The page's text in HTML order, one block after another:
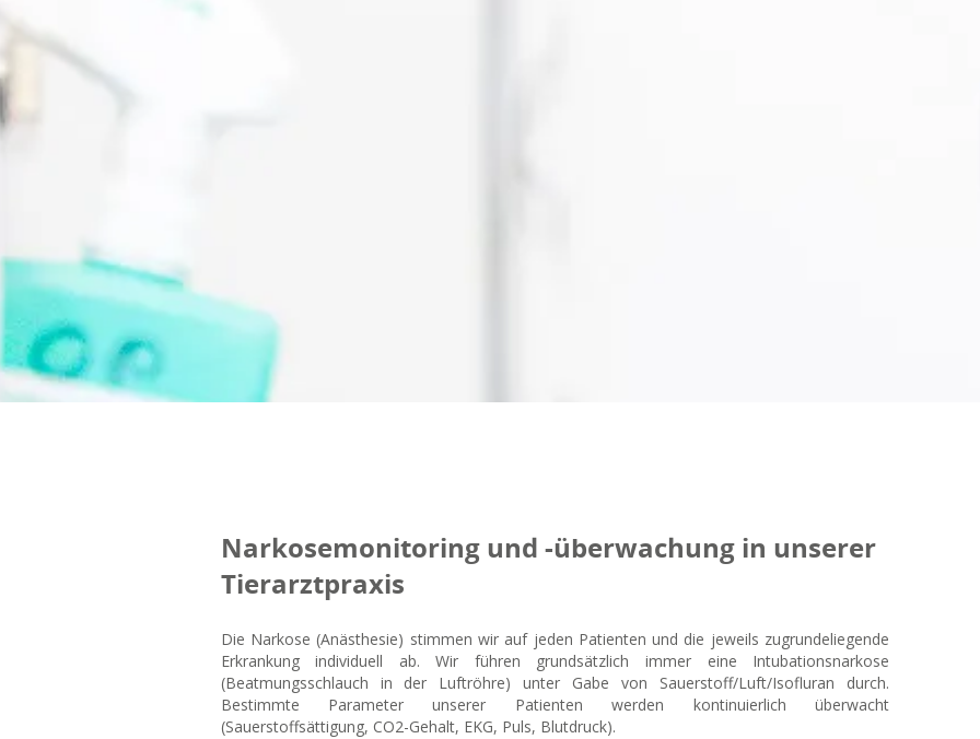
Narkosemonitoring und -überwachung in unserer
Tierarztpraxis
Die Narkose (Anästhesie) stimmen wir auf jeden Patienten und die jeweils zugrundeliegende
Erkrankung individuell ab. Wir führen grundsätzlich immer eine Intubationsnarkose
(Beatmungsschlauch in der Luftröhre) unter Gabe von Sauerstoff/Luft/Isofluran durch.
Bestimmte Parameter unserer Patienten werden kontinuierlich überwacht
(Sauerstoffsättigung, CO2-Gehalt, EKG, Puls, Blutdruck).